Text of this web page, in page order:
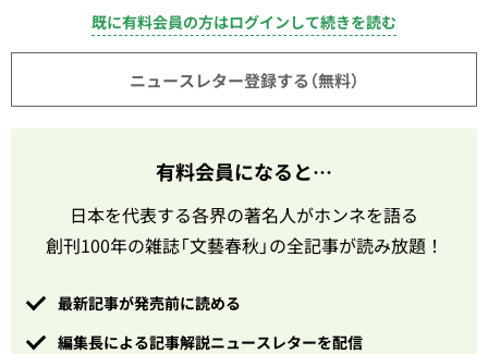
既に有料会員の方はログインして続きを読む
ニュースレター登録する（無料）
有料会員になると…
日本を代表する各界の著名人がホンネを語る
創刊100年の雑誌「文藝春秋」の全記事が読み放題！
最新記事が発売前に読める
編集長による記事解説ニュースレターを配信